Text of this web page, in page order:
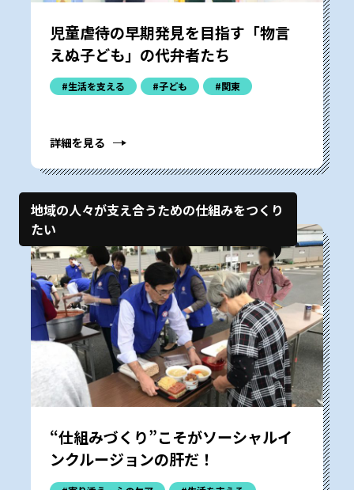
児童虐待の早期発見を目指す「物言
えぬ子ども」の代弁者たち
#生活を支える #子ども #関東
詳細を見る
地域の人々が支え合うための仕組みをつくり
たい
“仕組みづくり”こそがソーシャルイ
ンクルージョンの肝だ！